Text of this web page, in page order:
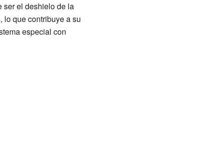
ser el deshielo de la
lo que contribuye a su
especial con